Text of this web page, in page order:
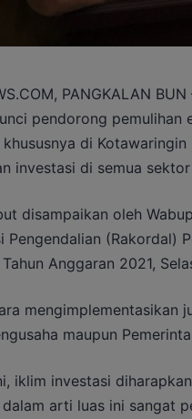
PANGKALAN
pendorong pemulihan
khususnya di
investasi di semua
disampaikan oleh
Pengendalian (Rakordal)
Anggaran 2021,
mengimplementasikan
maupun
iklim investasi
arti luas ini sangat